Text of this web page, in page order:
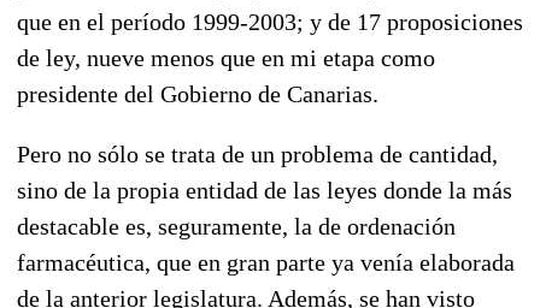
que en el período 1999-2003; y de 17 proposiciones
de ley, nueve menos que en mi etapa como
presidente del Gobierno de Canarias.
Pero no sólo se trata de un problema de cantidad,
sino de la propia entidad de las leyes donde la más
destacable es, seguramente, la de ordenación
farmacéutica, que en gran parte ya venía elaborada
de la anterior legislatura. Además, se han visto